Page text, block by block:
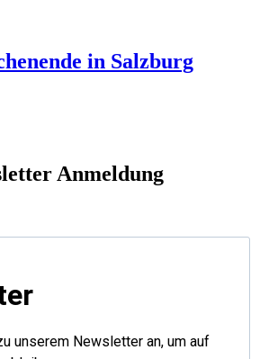
in Salzburg
Anmeldung
unserem Newsletter an, um auf